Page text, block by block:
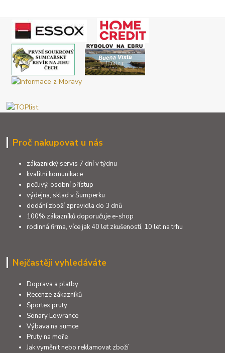
Proč nakupovat u nás
zákaznický servis 7 dní v týdnu
kvalitní komunikace
pečlivý, osobní přístup
výdejna, sklad v Šumperku
dodání zboží zpravidla do 3 dnů
100% zákazníků doporučuje e-shop
rodinná firma, více jak 40 let zkušeností, 10 let na trhu
Nejčastěji vyhledáváte
Doprava a platby
Recenze zákazníků
Sportex pruty
Sonary Lowrance
Výbava na sumce
Pruty na moře
Jak vyměnit nebo reklamovat zboží